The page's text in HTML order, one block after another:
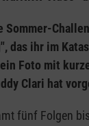
Sommer-
das ihr im
Foto mit
Clari hat
fünf Folgen